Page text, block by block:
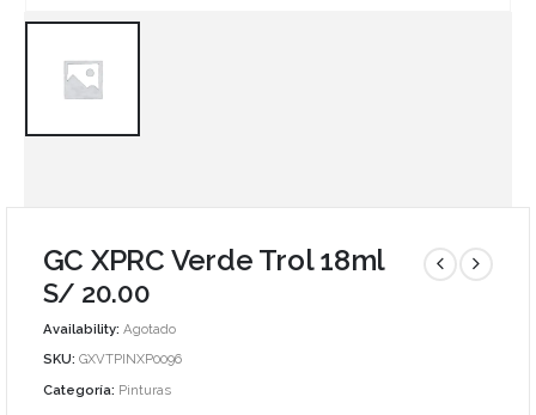
GC XPRC Verde Trol 18ml
S/ 20.00
Availability: Agotado
SKU: GXVTPINXP0096
Categoría: Pinturas